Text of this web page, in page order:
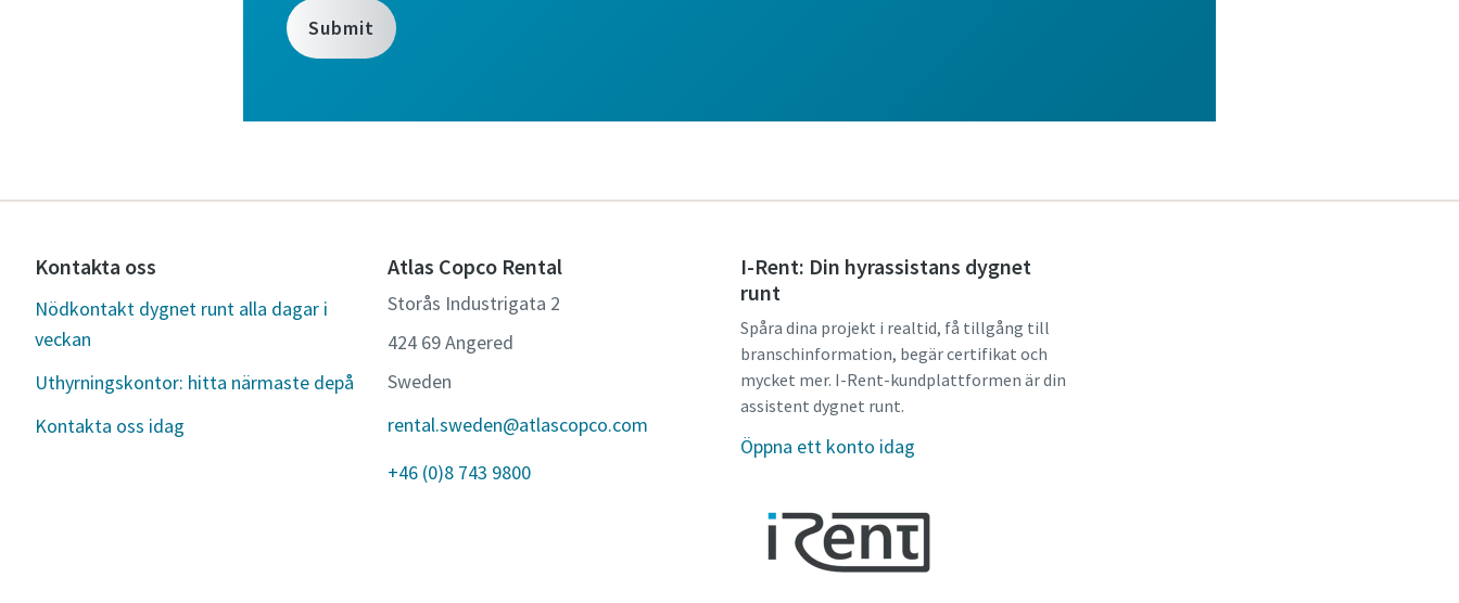
Kontakta oss
Nödkontakt dygnet runt alla dagar i
veckan
Uthyrningskontor: hitta närmaste depå
Kontakta oss idag
Atlas Copco Rental
Storås Industrigata 2
424 69 Angered
Sweden
rental.sweden@atlascopco.com
+46 (0)8 743 9800
I-Rent: Din hyrassistans dygnet
runt
Spåra dina projekt i realtid, få tillgång till
branschinformation, begär certifikat och
mycket mer. I-Rent-kundplattformen är din
assistent dygnet runt.
Öppna ett konto idag